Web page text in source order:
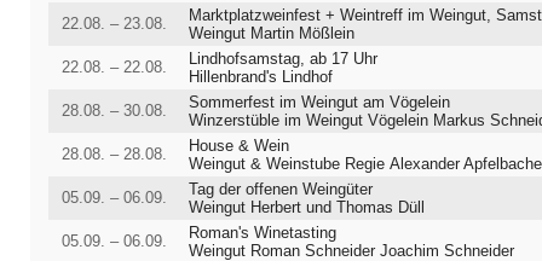
22.08. – 23.08.
Weingut Martin Mößlein
22.08. – 22.08.
Lindhofsamstag, ab 17 Uhr
Hillenbrand's Lindhof
28.08. – 30.08.
Sommerfest im Weingut am Vögelein
Winzerstüble im Weingut Vögelein Markus
28.08. – 28.08.
House & Wein
Weingut & Weinstube Regie Alexander
05.09. – 06.09.
Tag der offenen Weingüter
Weingut Herbert und Thomas Düll
05.09. – 06.09.
Roman's Winetasting
Weingut Roman Schneider Joachim Schneider